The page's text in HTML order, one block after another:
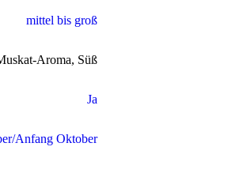
mittel bis groß
Aroma, Süß
Ja
Anfang Oktober